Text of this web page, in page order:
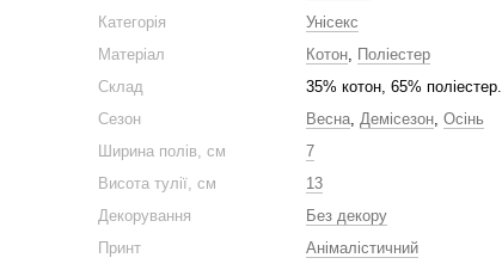
Категорія
Унісекс
Матеріал
Котон, Поліестер
Склад
35% котон, 65% поліестер.
Сезон
Весна, Демісезон, Осінь
Ширина полів, см
7
Висота тулії, см
13
Декорування
Без декору
Принт
Анімалістичний